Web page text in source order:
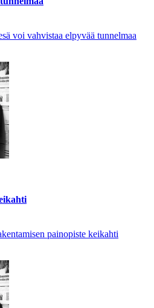
voi vahvistaa elpyvää tunnelmaa
painopiste keikahti